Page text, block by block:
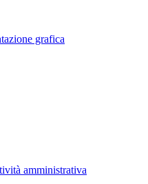
grafica
amministrativa